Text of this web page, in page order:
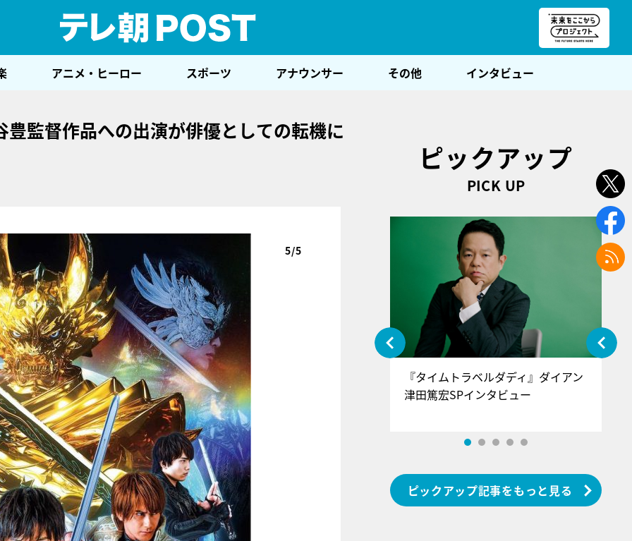
アニメ・ヒーロー スポーツ アナウンサー その他 インタビュー
監督作品への出演が俳優としての転機に
5/5
ピックアップ
PICK UP
『アイ＝ラブ！げーみんぐ』＝LOV
E齋藤樹愛羅＆佐々木舞香SPインタ
ビュー
『タイムトラベルダディ』ダイアン
津田篤宏SPインタビュー
ピックアップ記事をもっと見る